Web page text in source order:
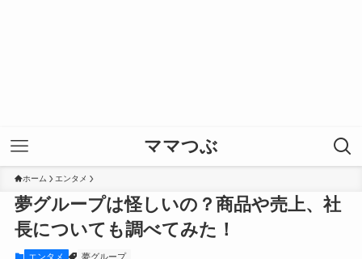
ママつぶ
ホーム エンタメ
夢グループは怪しいの？商品や売上、社
長についても調べてみた！
エンタメ 夢グループ